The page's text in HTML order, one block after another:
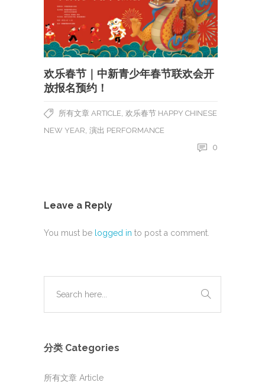
欢乐春节｜中新青少年春节联欢会开
放报名预约！
所有文章 ARTICLE 欢乐春节 HAPPY CHINESE
NEW YEAR 演出 PERFORMANCE
0
Leave a Reply
You must be logged in to post a comment.
分类 Categories
所有文章 Article